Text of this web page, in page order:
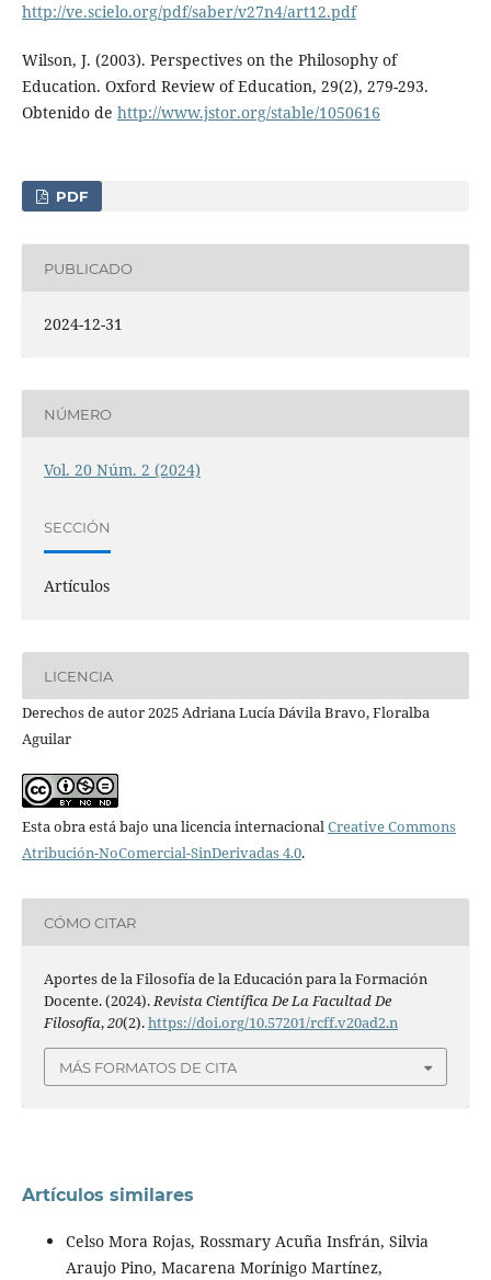
http://ve.scielo.org/pdf/saber/v27n4/art12.pdf
Wilson, J. (2003). Perspectives on the Philosophy of
Education. Oxford Review of Education, 29(2), 279-293.
Obtenido de http://www.jstor.org/stable/1050616
PDF
PUBLICADO
2024-12-31
NÚMERO
Vol. 20 Núm. 2 (2024)
SECCIÓN
Artículos
LICENCIA
Derechos de autor 2025 Adriana Lucía Dávila Bravo, Floralba
Aguilar
Esta obra está bajo una licencia internacionalCreative Commons
Atribución-NoComercial-SinDerivadas 4.0.
CÓMO CITAR
Aportes de la Filosofía de la Educación para la Formación
Docente. (2024).Revista Científica De La Facultad De
Filosofía,20(2).https://doi.org/10.57201/rcff.v20ad2.n
MÁS FORMATOS DE CITA
Artículos similares
Celso Mora Rojas, Rossmary Acuña Insfrán, Silvia
Araujo Pino, Macarena Morínigo Martínez,